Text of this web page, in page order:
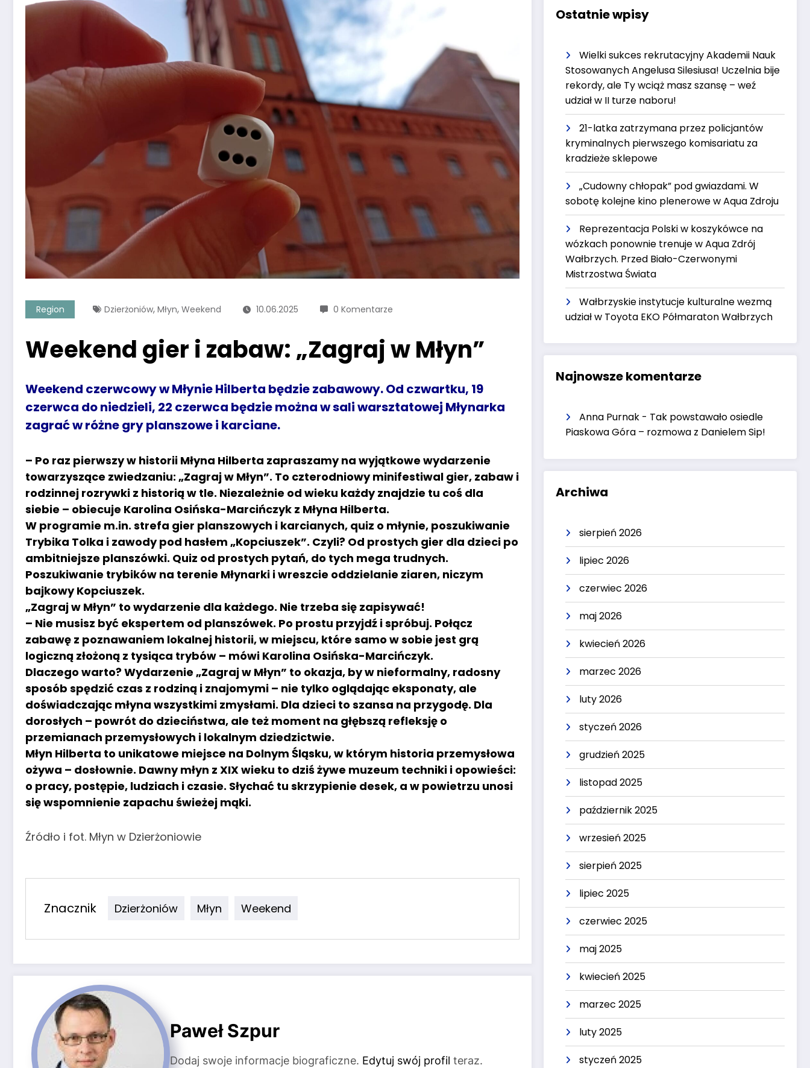
Region Dzierżoniów, Młyn, Weekend 10.06.2025 0 Komentarze
Weekend gier i zabaw: „Zagraj w Młyn”
Weekend czerwcowy w Młynie Hilberta będzie zabawowy. Od czwartku, 19
czerwca do niedzieli, 22 czerwca będzie można w sali warsztatowej Młynarka
zagrać w różne gry planszowe i karciane.
– Po raz pierwszy w historii Młyna Hilberta zapraszamy na wyjątkowe wydarzenie
towarzyszące zwiedzaniu: „Zagraj w Młyn”. To czterodniowy minifestiwal gier, zabaw i
rodzinnej rozrywki z historią w tle. Niezależnie od wieku każdy znajdzie tu coś dla
siebie – obiecuje Karolina Osińska-Marcińczyk z Młyna Hilberta.
W programie m.in. strefa gier planszowych i karcianych, quiz o młynie, poszukiwanie
Trybika Tolka i zawody pod hasłem „Kopciuszek”. Czyli? Od prostych gier dla dzieci po
ambitniejsze planszówki. Quiz od prostych pytań, do tych mega trudnych.
Poszukiwanie trybików na terenie Młynarki i wreszcie oddzielanie ziaren, niczym
bajkowy Kopciuszek.
„Zagraj w Młyn” to wydarzenie dla każdego. Nie trzeba się zapisywać!
– Nie musisz być ekspertem od planszówek. Po prostu przyjdź i spróbuj. Połącz
zabawę z poznawaniem lokalnej historii, w miejscu, które samo w sobie jest grą
logiczną złożoną z tysiąca trybów – mówi Karolina Osińska-Marcińczyk.
Dlaczego warto? Wydarzenie „Zagraj w Młyn” to okazja, by w nieformalny, radosny
sposób spędzić czas z rodziną i znajomymi – nie tylko oglądając eksponaty, ale
doświadczając młyna wszystkimi zmysłami. Dla dzieci to szansa na przygodę. Dla
dorosłych – powrót do dzieciństwa, ale też moment na głębszą refleksję o
przemianach przemysłowych i lokalnym dziedzictwie.
Młyn Hilberta to unikatowe miejsce na Dolnym Śląsku, w którym historia przemysłowa
ożywa – dosłownie. Dawny młyn z XIX wieku to dziś żywe muzeum techniki i opowieści:
o pracy, postępie, ludziach i czasie. Słychać tu skrzypienie desek, a w powietrzu unosi
się wspomnienie zapachu świeżej mąki.
Źródło i fot. Młyn w Dzierżoniowie
Znacznik Dzierżoniów Młyn Weekend
Paweł Szpur
Dodaj swoje informacje biograficzne. Edytuj swój profil teraz.
Ostatnie wpisy
Wielki sukces rekrutacyjny Akademii Nauk
Stosowanych Angelusa Silesiusa! Uczelnia bije
rekordy, ale Ty wciąż masz szansę – weź
udział w II turze naboru!
21-latka zatrzymana przez policjantów
kryminalnych pierwszego komisariatu za
kradzieże sklepowe
„Cudowny chłopak” pod gwiazdami. W
sobotę kolejne kino plenerowe w Aqua Zdroju
Reprezentacja Polski w koszykówce na
wózkach ponownie trenuje w Aqua Zdrój
Wałbrzych. Przed Biało-Czerwonymi
Mistrzostwa Świata
Wałbrzyskie instytucje kulturalne wezmą
udział w Toyota EKO Półmaraton Wałbrzych
Najnowsze komentarze
Anna Purnak - Tak powstawało osiedle
Piaskowa Góra – rozmowa z Danielem Sip!
Archiwa
sierpień 2026
lipiec 2026
czerwiec 2026
maj 2026
kwiecień 2026
marzec 2026
luty 2026
styczeń 2026
grudzień 2025
listopad 2025
październik 2025
wrzesień 2025
sierpień 2025
lipiec 2025
czerwiec 2025
maj 2025
kwiecień 2025
marzec 2025
luty 2025
styczeń 2025